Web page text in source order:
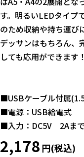
す。明るいLEDタイプ
のため収納や持ち運び
デッサンはもちろん、
しても応用ができます
■USBケーブル付属
■電源：USB給電式
■入力：DC5V 2Aま
2,178円(税込)